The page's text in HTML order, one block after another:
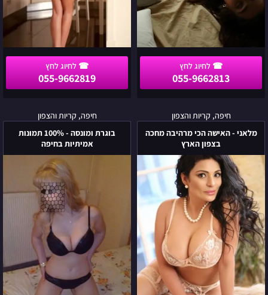
055-9662813
055-9662819
חיפה, קריות והצפון
מלאני - האישה הכי מרהיבה מחכה
בצפון הארץ
מלאני
-
האישה
הכי
מרהיבה
מחכה
בצפון
הארץ
חיפה, קריות והצפון
בוגרת ומונסה - 100% תמונות
אמיתיות בחיפה
בוגרת
ומונסה
-
100%
תמונות
אמיתיות
בחיפה